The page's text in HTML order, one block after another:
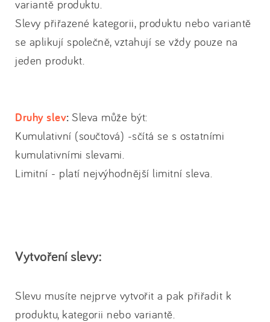
variantě produktu.
Slevy přiřazené kategorii, produktu nebo variantě
se aplikují společně, vztahují se vždy pouze na
jeden produkt.
Druhy slev: Sleva může být:
Kumulativní (součtová) -sčítá se s ostatními
kumulativními slevami.
Limitní - platí nejvýhodnější limitní sleva.
Vytvoření slevy:
Slevu musíte nejprve vytvořit a pak přiřadit k
produktu, kategorii nebo variantě.